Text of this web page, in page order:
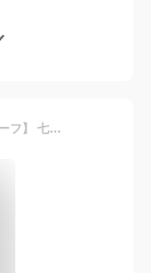
【ポイント5倍! 7/13 09:59迄】【ワクワクモチーフ】 七分袖 Tシャツ ◆ 80 90 100 110 120 130 140 ◆◇ 子ども 子供 キッズ KIDS 子ども服 キッズ服 ベビー 服 トップス Tシャツ カットソー 春 秋 男の子 女の子 プリント おしゃれ かわいい ◇